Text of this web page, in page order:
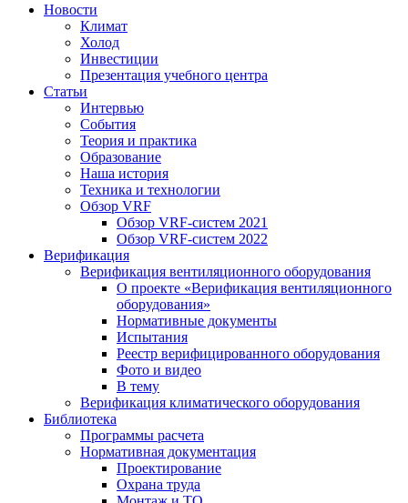
Новости
Климат
Холод
Инвестиции
Презентация учебного центра
Статьи
Интервью
События
Теория и практика
Образование
Наша история
Техника и технологии
Обзор VRF
Обзор VRF-систем 2021
Обзор VRF-систем 2022
Верификация
Верификация вентиляционного оборудования
О проекте «Верификация вентиляционного
оборудования»
Нормативные документы
Испытания
Реестр верифицированного оборудования
Фото и видео
В тему
Верификация климатического оборудования
Библиотека
Программы расчета
Нормативная документация
Проектирование
Охрана труда